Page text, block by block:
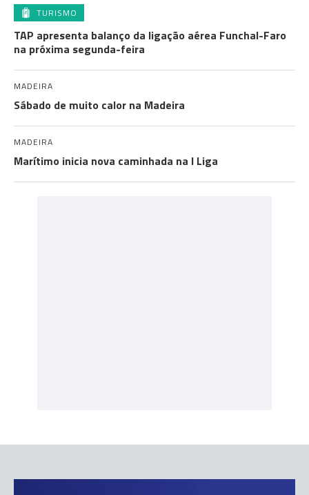
TURISMO
TAP apresenta balanço da ligação aérea Funchal-Faro
na próxima segunda-feira
MADEIRA
Sábado de muito calor na Madeira
MADEIRA
Marítimo inicia nova caminhada na I Liga